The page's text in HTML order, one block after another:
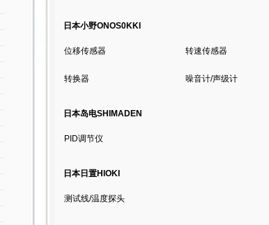
日本小野ONOS0KKI
位移传感器 转速传感器
转换器 噪音计/声级计
日本岛电SHIMADEN
PID调节仪
日本日置HIOKI
测试线/温度探头